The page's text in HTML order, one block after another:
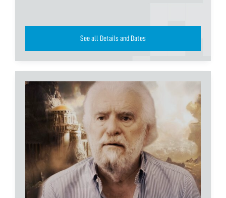
See all Details and Dates